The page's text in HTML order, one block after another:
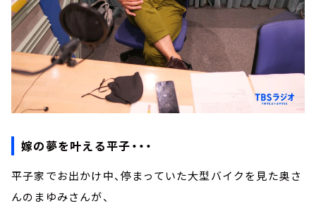
嫁の夢を叶える平子・・・
平子家でお出かけ中、停まっていた大型バイクを見た奥さ
んのまゆみさんが、